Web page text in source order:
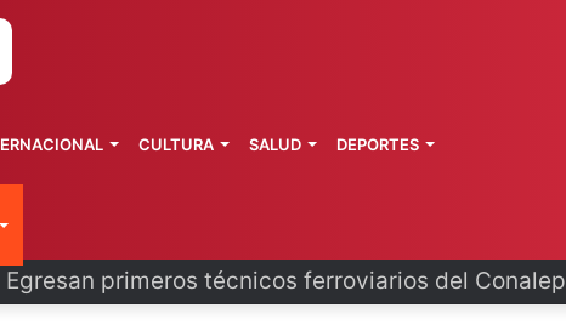
Egresan primeros técnicos ferroviarios del Conalep
CULTURA SALUD DEPORTES